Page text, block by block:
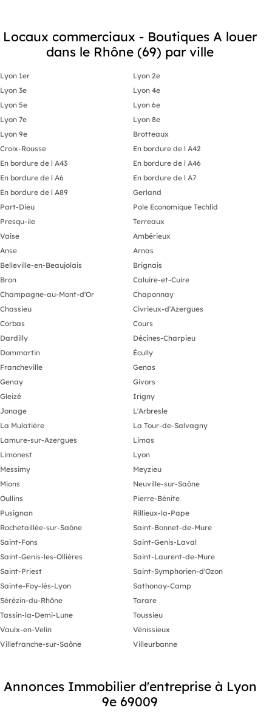
Locaux commerciaux - Boutiques A louer
dans le Rhône (69) par ville
Lyon 1er
Lyon 2e
Lyon 3e
Lyon 4e
Lyon 5e
Lyon 6e
Lyon 7e
Lyon 8e
Lyon 9e
Brotteaux
Croix-Rousse
En bordure de l A42
En bordure de l A43
En bordure de l A46
En bordure de l A6
En bordure de l A7
En bordure de l A89
Gerland
Part-Dieu
Pole Economique Techlid
Presqu-ile
Terreaux
Vaise
Ambérieux
Anse
Arnas
Belleville-en-Beaujolais
Brignais
Bron
Caluire-et-Cuire
Champagne-au-Mont-d'Or
Chaponnay
Chassieu
Civrieux-d'Azergues
Corbas
Cours
Dardilly
Décines-Charpieu
Dommartin
Écully
Francheville
Genas
Genay
Givors
Gleizé
Irigny
Jonage
L'Arbresle
La Mulatière
La Tour-de-Salvagny
Lamure-sur-Azergues
Limas
Limonest
Lyon
Messimy
Meyzieu
Mions
Neuville-sur-Saône
Oullins
Pierre-Bénite
Pusignan
Rillieux-la-Pape
Rochetaillée-sur-Saône
Saint-Bonnet-de-Mure
Saint-Fons
Saint-Genis-Laval
Saint-Genis-les-Ollières
Saint-Laurent-de-Mure
Saint-Priest
Saint-Symphorien-d'Ozon
Sainte-Foy-lès-Lyon
Sathonay-Camp
Sérézin-du-Rhône
Tarare
Tassin-la-Demi-Lune
Toussieu
Vaulx-en-Velin
Vénissieux
Villefranche-sur-Saône
Villeurbanne
Annonces Immobilier d'entreprise à Lyon
9e 69009